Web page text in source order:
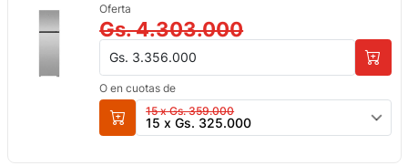
Oferta
Gs. 4.303.000
Gs. 3.356.000
O en cuotas de
15 x Gs. 359.000
15 x Gs. 325.000